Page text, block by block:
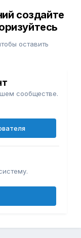
создайте
оставить
сообществе.